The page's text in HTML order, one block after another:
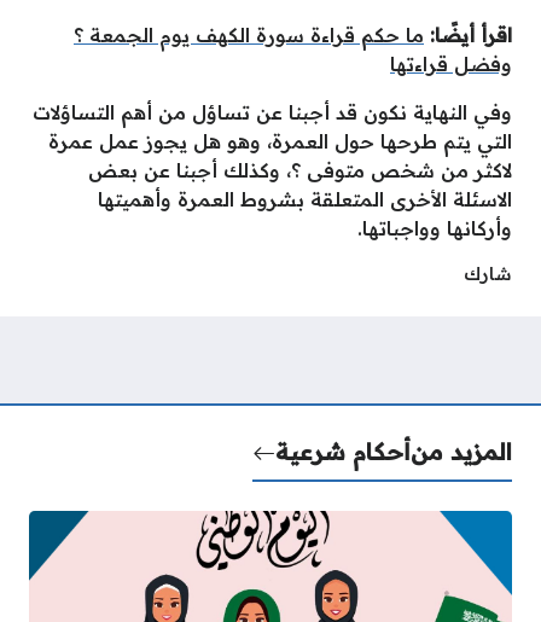
اقرأ أيضًا: ما حكم قراءة سورة الكهف يوم الجمعة ؟
وفضل قراءتها
وفي النهاية نكون قد أجبنا عن تساؤل من أهم التساؤلات
التي يتم طرحها حول العمرة، وهو هل يجوز عمل عمرة
لاكثر من شخص متوفى ؟، وكذلك أجبنا عن بعض
الاسئلة الأخرى المتعلقة بشروط العمرة وأهميتها
وأركانها وواجباتها.
شارك
المزيد منأحكام شرعية